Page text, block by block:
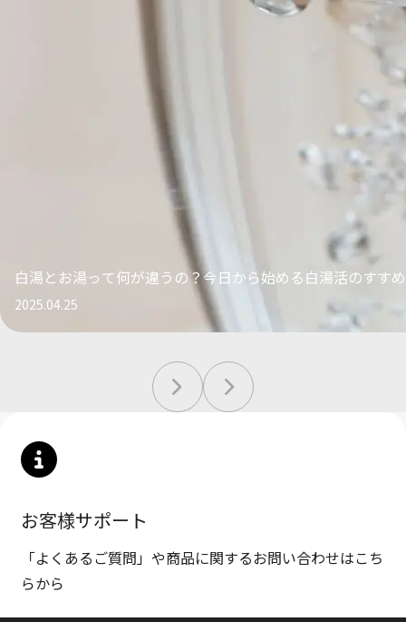
白湯とお湯って何が違うの？今日から始める白湯活のすすめ
2025.04.25
お客様サポート
「よくあるご質問」や商品に関するお問い合わせはこち
らから